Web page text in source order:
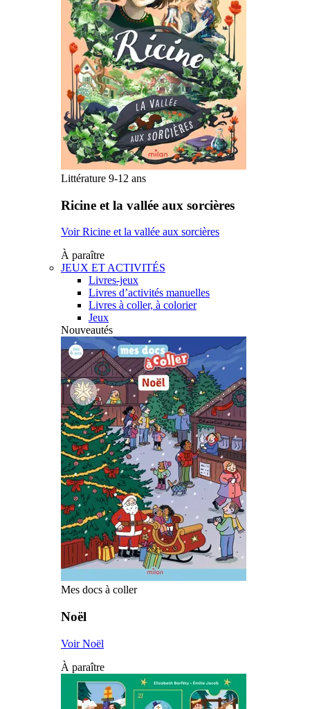
Littérature 9-12 ans
Ricine et la vallée aux sorcières
Voir Ricine et la vallée aux sorcières
À paraître
JEUX ET ACTIVITÉS
Livres-jeux
Livres d’activités manuelles
Livres à coller, à colorier
Jeux
Nouveautés
Mes docs à coller
Noël
Voir Noël
À paraître